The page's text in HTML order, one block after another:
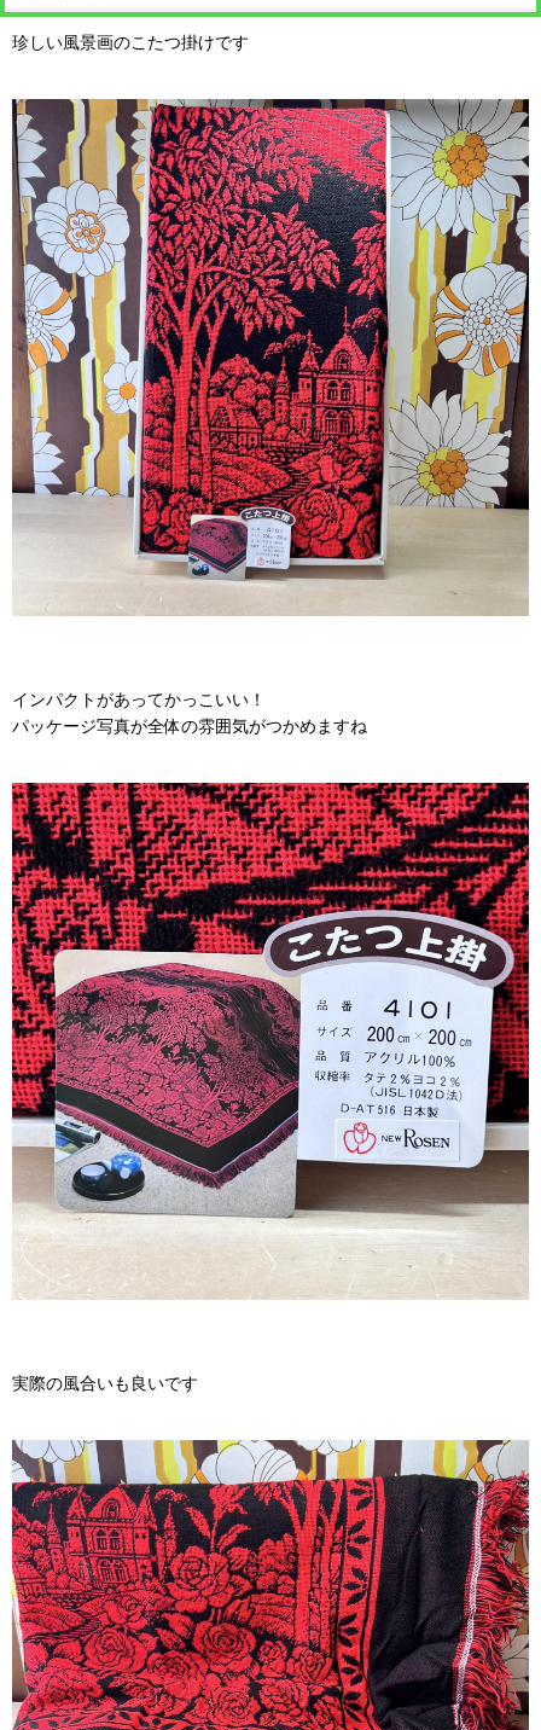
珍しい風景画のこたつ掛けです
インパクトがあってかっこいい！
パッケージ写真が全体の雰囲気がつかめますね
実際の風合いも良いです